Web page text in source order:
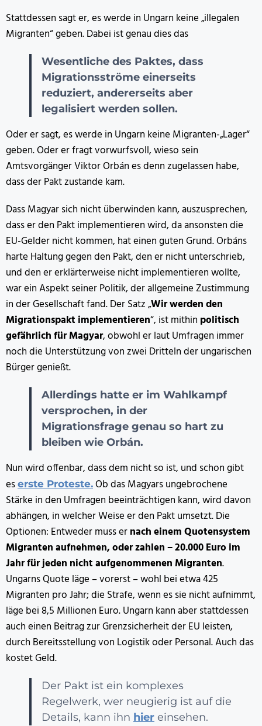
Stattdessen sagt er, es werde in Ungarn keine „illegalen
Migranten“ geben. Dabei ist genau dies das
Wesentliche des Paktes, dass
Migrationsströme einerseits
reduziert, andererseits aber
legalisiert werden sollen.
Oder er sagt, es werde in Ungarn keine Migranten-„Lager“
geben. Oder er fragt vorwurfsvoll, wieso sein
Amtsvorgänger Viktor Orbán es denn zugelassen habe,
dass der Pakt zustande kam.
Dass Magyar sich nicht überwinden kann, auszusprechen,
dass er den Pakt implementieren wird, da ansonsten die
EU-Gelder nicht kommen, hat einen guten Grund. Orbáns
harte Haltung gegen den Pakt, den er nicht unterschrieb,
und den er erklärterweise nicht implementieren wollte,
war ein Aspekt seiner Politik, der allgemeine Zustimmung
in der Gesellschaft fand. Der Satz „Wir werden den
Migrationspakt implementieren“, ist mithin politisch
gefährlich für Magyar, obwohl er laut Umfragen immer
noch die Unterstützung von zwei Dritteln der ungarischen
Bürger genießt.
Allerdings hatte er im Wahlkampf
versprochen, in der
Migrationsfrage genau so hart zu
bleiben wie Orbán.
Nun wird offenbar, dass dem nicht so ist, und schon gibt
es erste Proteste. Ob das Magyars ungebrochene
Stärke in den Umfragen beeinträchtigen kann, wird davon
abhängen, in welcher Weise er den Pakt umsetzt. Die
Optionen: Entweder muss ernach einem Quotensystem
Migranten aufnehmen, oder zahlen – 20.000 Euro im
Jahr für jeden nicht aufgenommenen Migranten.
Ungarns Quote läge – vorerst – wohl bei etwa 425
Migranten pro Jahr; die Strafe, wenn es sie nicht aufnimmt,
läge bei 8,5 Millionen Euro. Ungarn kann aber stattdessen
auch einen Beitrag zur Grenzsicherheit der EU leisten,
durch Bereitsstellung von Logistik oder Personal. Auch das
kostet Geld.
Der Pakt ist ein komplexes
Regelwerk, wer neugierig ist auf die
Details, kann ihn hier einsehen.